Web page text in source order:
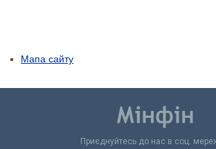
Мапа сайту
Приєднуйтесь до нас в соц.